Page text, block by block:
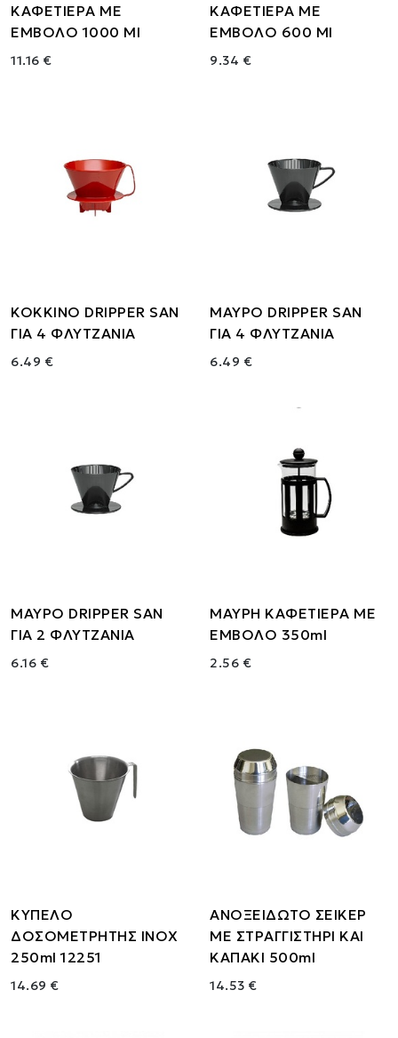
ΚΑΦΕΤΙΕΡΑ ΜΕ
ΕΜΒΟΛΟ 1000 Ml
11.16 €
ΚΑΦΕΤΙΕΡΑ ΜΕ
ΕΜΒΟΛΟ 600 Ml
9.34 €
ΚΟΚΚΙΝΟ DRIPPER SAΝ
ΓΙΑ 4 ΦΛΥΤΖΑΝΙΑ
6.49 €
ΜΑΥΡΟ DRIPPER SAN
ΓΙΑ 4 ΦΛΥΤΖΑΝΙΑ
6.49 €
ΜΑΥΡΟ DRIPPER SAN
ΓΙΑ 2 ΦΛΥΤΖΑΝΙΑ
6.16 €
ΜΑΥΡΗ ΚΑΦΕΤΙΕΡΑ ΜΕ
ΕΜΒΟΛΟ 350ml
2.56 €
ΚΥΠΕΛΟ
ΔΟΣΟΜΕΤΡΗΤΗΣ ΙΝΟΧ
250ml 12251
14.69 €
ΑΝΟΞΕΙΔΩΤΟ ΣΕΙΚΕΡ
ΜΕ ΣΤΡΑΓΓΙΣΤΗΡΙ ΚΑΙ
ΚΑΠΑΚΙ 500ml
14.53 €